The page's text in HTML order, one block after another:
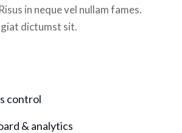
in neque vel nullam fames.
dictumst sit.
control
& analytics